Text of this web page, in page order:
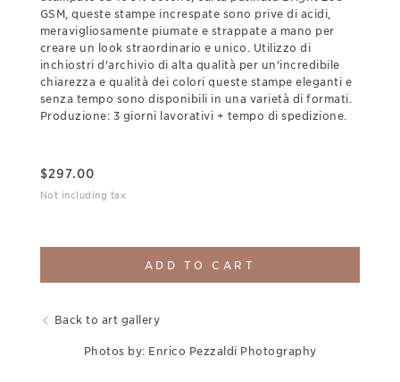
GSM, queste stampe increspate sono prive di acidi,
meravigliosamente piumate e strappate a mano per
creare un look straordinario e unico. Utilizzo di
inchiostri d'archivio di alta qualità per un'incredibile
chiarezza e qualità dei colori queste stampe eleganti e
senza tempo sono disponibili in una varietà di formati.
Produzione: 3 giorni lavorativi + tempo di spedizione.
$297.00
Not including tax
ADD TO CART
Back to art gallery
Photos by: Enrico Pezzaldi Photography